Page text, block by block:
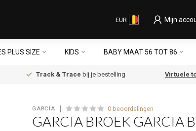
EUR Mijn
PLUS SIZE KIDS BABY MAAT 56 TOT 86
Track & Trace bij je bestelling Virtuele
GARCIA 0 beoordelingen
GARCIA BROEK GARCIA